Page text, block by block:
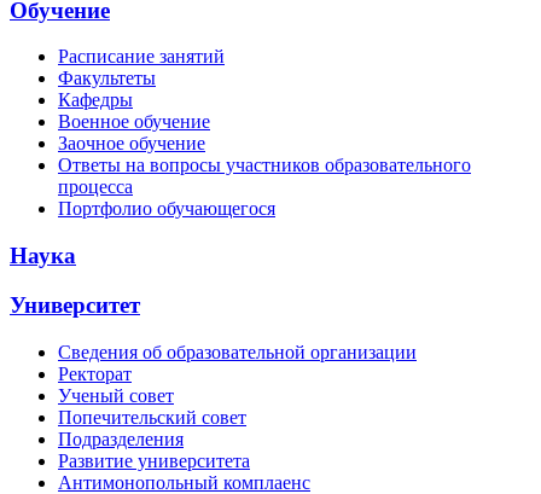
Обучение
Расписание занятий
Факультеты
Кафедры
Военное обучение
Заочное обучение
Ответы на вопросы участников образовательного
процесса
Портфолио обучающегося
Наука
Университет
Сведения об образовательной организации
Ректорат
Ученый совет
Попечительский совет
Подразделения
Развитие университета
Антимонопольный комплаенс